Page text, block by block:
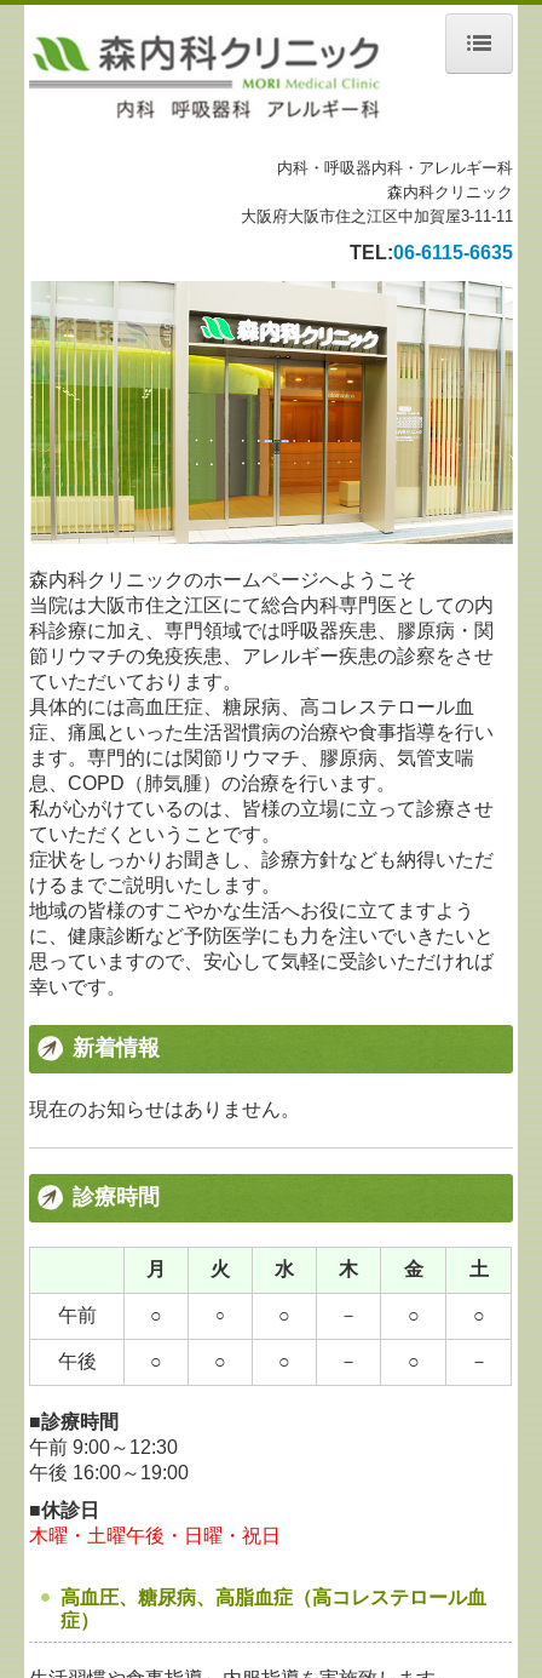
個人情報保護方針
内科・呼吸器内科・アレルギー科
森内科クリニック
大阪府大阪市住之江区中加賀屋3-11-11
TEL:06-6115-6635
森内科クリニックのホームページへようこそ
当院は大阪市住之江区にて総合内科専門医としての内
科診療に加え、専門領域では呼吸器疾患、膠原病・関
節リウマチの免疫疾患、アレルギー疾患の診察をさせ
ていただいております。
具体的には高血圧症、糖尿病、高コレステロール血
症、痛風といった生活習慣病の治療や食事指導を行い
ます。専門的には関節リウマチ、膠原病、気管支喘
息、COPD（肺気腫）の治療を行います。
私が心がけているのは、皆様の立場に立って診療させ
ていただくということです。
症状をしっかりお聞きし、診療方針なども納得いただ
けるまでご説明いたします。
地域の皆様のすこやかな生活へお役に立てますよう
に、健康診断など予防医学にも力を注いでいきたいと
思っていますので、安心して気軽に受診いただければ
幸いです。
新着情報
現在のお知らせはありません。
診療時間
月 火 水 木 金 土
午前 ○ ○ ○ － ○ ○
午後 ○ ○ ○ － ○ －
■診療時間
午前 9:00～12:30
午後 16:00～19:00
■休診日
木曜・土曜午後・日曜・祝日
高血圧、糖尿病、高脂血症（高コレステロール血
症）